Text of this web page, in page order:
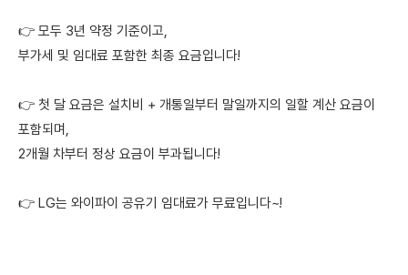
👉 모두 3년 약정 기준이고,
부가세 및 임대료 포함한 최종 요금입니다!
👉 첫 달 요금은 설치비 + 개통일부터 말일까지의 일할 계산 요금이
포함되며,
2개월 차부터 정상 요금이 부과됩니다!
👉 LG는 와이파이 공유기 임대료가 무료입니다~!